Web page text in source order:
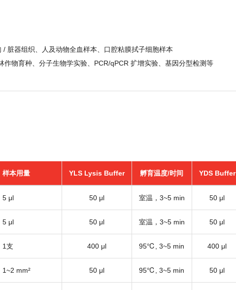
脏器组织、人及动物全血样本、口腔粘膜拭子细胞样本
物育种、分子生物学实验、PCR/qPCR 扩增实验、基因分型检测等
样本用量 YLS Lysis Buffer 孵育温度/时间 YDS Buffer
5 μl 50 μl 室温，3~5 min 50 μl
5 μl 50 μl 室温，3~5 min 50 μl
1支 400 μl 95℃, 3~5 min 400 μl
1~2 mm² 50 μl 95℃, 3~5 min 50 μl